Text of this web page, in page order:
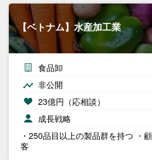
【ベトナム】水産加工業
食品卸
非公開
23億円（応相談）
成長戦略
・250品目以上の製品群を持つ ・
客